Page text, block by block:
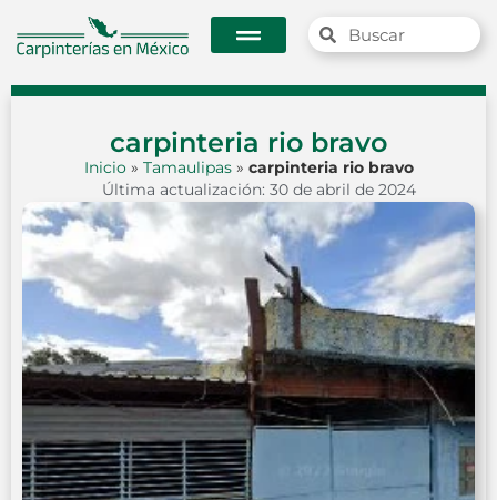
carpinteria rio bravo
Inicio» Tamaulipas» carpinteria rio bravo
Última actualización: 30 de abril de 2024